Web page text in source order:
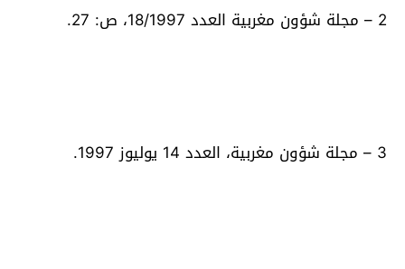
2 – مجلة شؤون مغربية العدد 18/1997، ص: 27.
3 – مجلة شؤون مغربية، العدد 14 يوليوز 1997.